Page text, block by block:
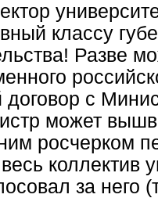
классу
Разве
договор с
может
росчерком
коллектив
за него